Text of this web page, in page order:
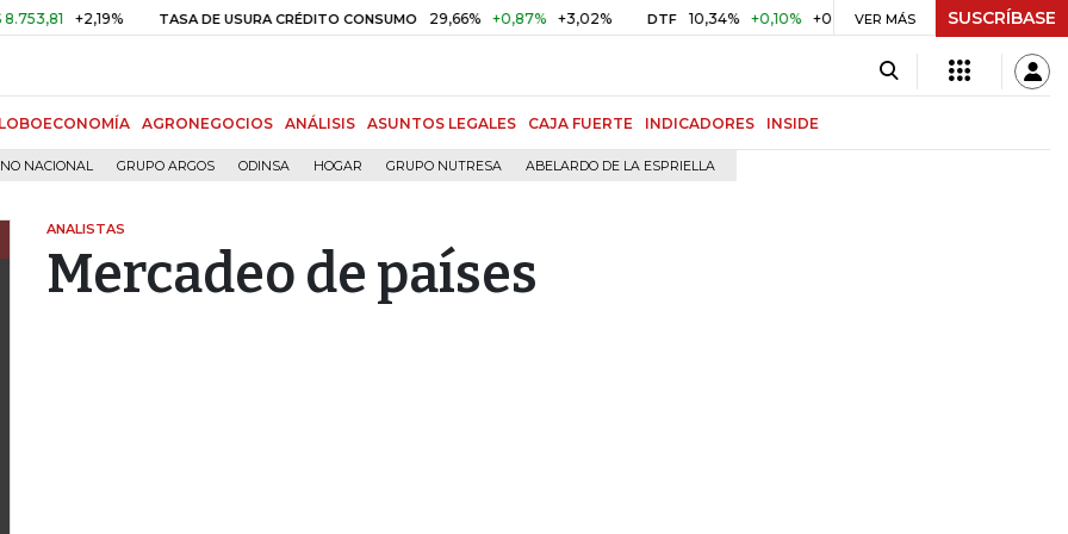
+2,19% TASA DE USURA CRÉDITO CONSUMO 29,66% +0,87% +3,02% DTF 10,34% +0,10% +0,98% UVR $ 416,91 +$ 0,05 +0,01%
VER MÁS SUSCRÍBASE
AGRONEGOCIOS ANÁLISIS ASUNTOS LEGALES CAJA FUERTE INDICADORES INSIDE
NACIONAL GRUPO ARGOS ODINSA HOGAR GRUPO NUTRESA ABELARDO DE LA ESPRIELLA
ANALISTAS
Mercadeo de países